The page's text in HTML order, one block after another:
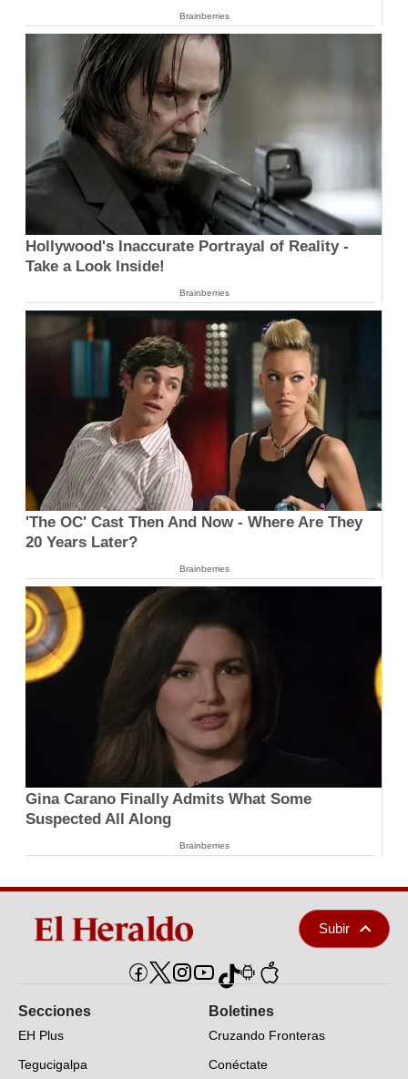
Brainberries
Hollywood's Inaccurate Portrayal of Reality -
Take a Look Inside!
Brainberries
'The OC' Cast Then And Now - Where Are They
20 Years Later?
Brainberries
Gina Carano Finally Admits What Some
Suspected All Along
Brainberries
Subir
Secciones
EH Plus
Tegucigalpa
Boletines
Cruzando Fronteras
Conéctate